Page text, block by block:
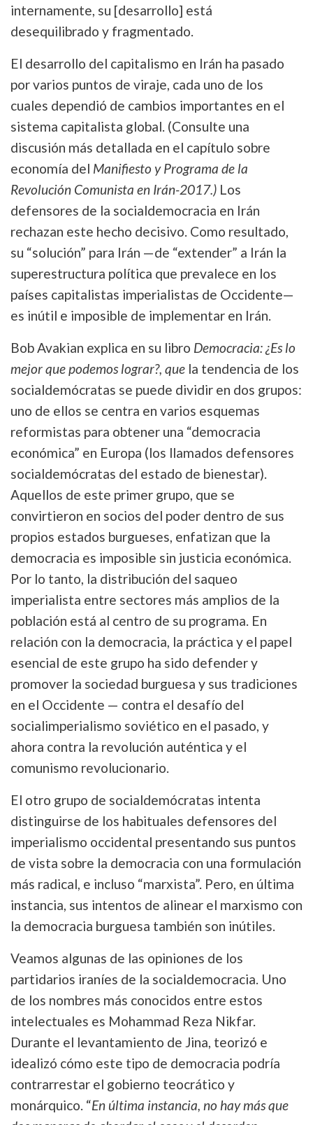
internamente, su [desarrollo] está
desequilibrado y fragmentado.
El desarrollo del capitalismo en Irán ha pasado
por varios puntos de viraje, cada uno de los
cuales dependió de cambios importantes en el
sistema capitalista global. (Consulte una
discusión más detallada en el capítulo sobre
economía del Manifiesto y Programa de la
Revolución Comunista en Irán-2017.) Los
defensores de la socialdemocracia en Irán
rechazan este hecho decisivo. Como resultado,
su “solución” para Irán —de “extender” a Irán la
superestructura política que prevalece en los
países capitalistas imperialistas de Occidente—
es inútil e imposible de implementar en Irán.
Bob Avakian explica en su libro Democracia: ¿Es lo
mejor que podemos lograr?, que la tendencia de los
socialdemócratas se puede dividir en dos grupos:
uno de ellos se centra en varios esquemas
reformistas para obtener una “democracia
económica” en Europa (los llamados defensores
socialdemócratas del estado de bienestar).
Aquellos de este primer grupo, que se
convirtieron en socios del poder dentro de sus
propios estados burgueses, enfatizan que la
democracia es imposible sin justicia económica.
Por lo tanto, la distribución del saqueo
imperialista entre sectores más amplios de la
población está al centro de su programa. En
relación con la democracia, la práctica y el papel
esencial de este grupo ha sido defender y
promover la sociedad burguesa y sus tradiciones
en el Occidente — contra el desafío del
socialimperialismo soviético en el pasado, y
ahora contra la revolución auténtica y el
comunismo revolucionario.
El otro grupo de socialdemócratas intenta
distinguirse de los habituales defensores del
imperialismo occidental presentando sus puntos
de vista sobre la democracia con una formulación
más radical, e incluso “marxista”. Pero, en última
instancia, sus intentos de alinear el marxismo con
la democracia burguesa también son inútiles.
Veamos algunas de las opiniones de los
partidarios iraníes de la socialdemocracia. Uno
de los nombres más conocidos entre estos
intelectuales es Mohammad Reza Nikfar.
Durante el levantamiento de Jina, teorizó e
idealizó cómo este tipo de democracia podría
contrarrestar el gobierno teocrático y
monárquico. “En última instancia, no hay más que